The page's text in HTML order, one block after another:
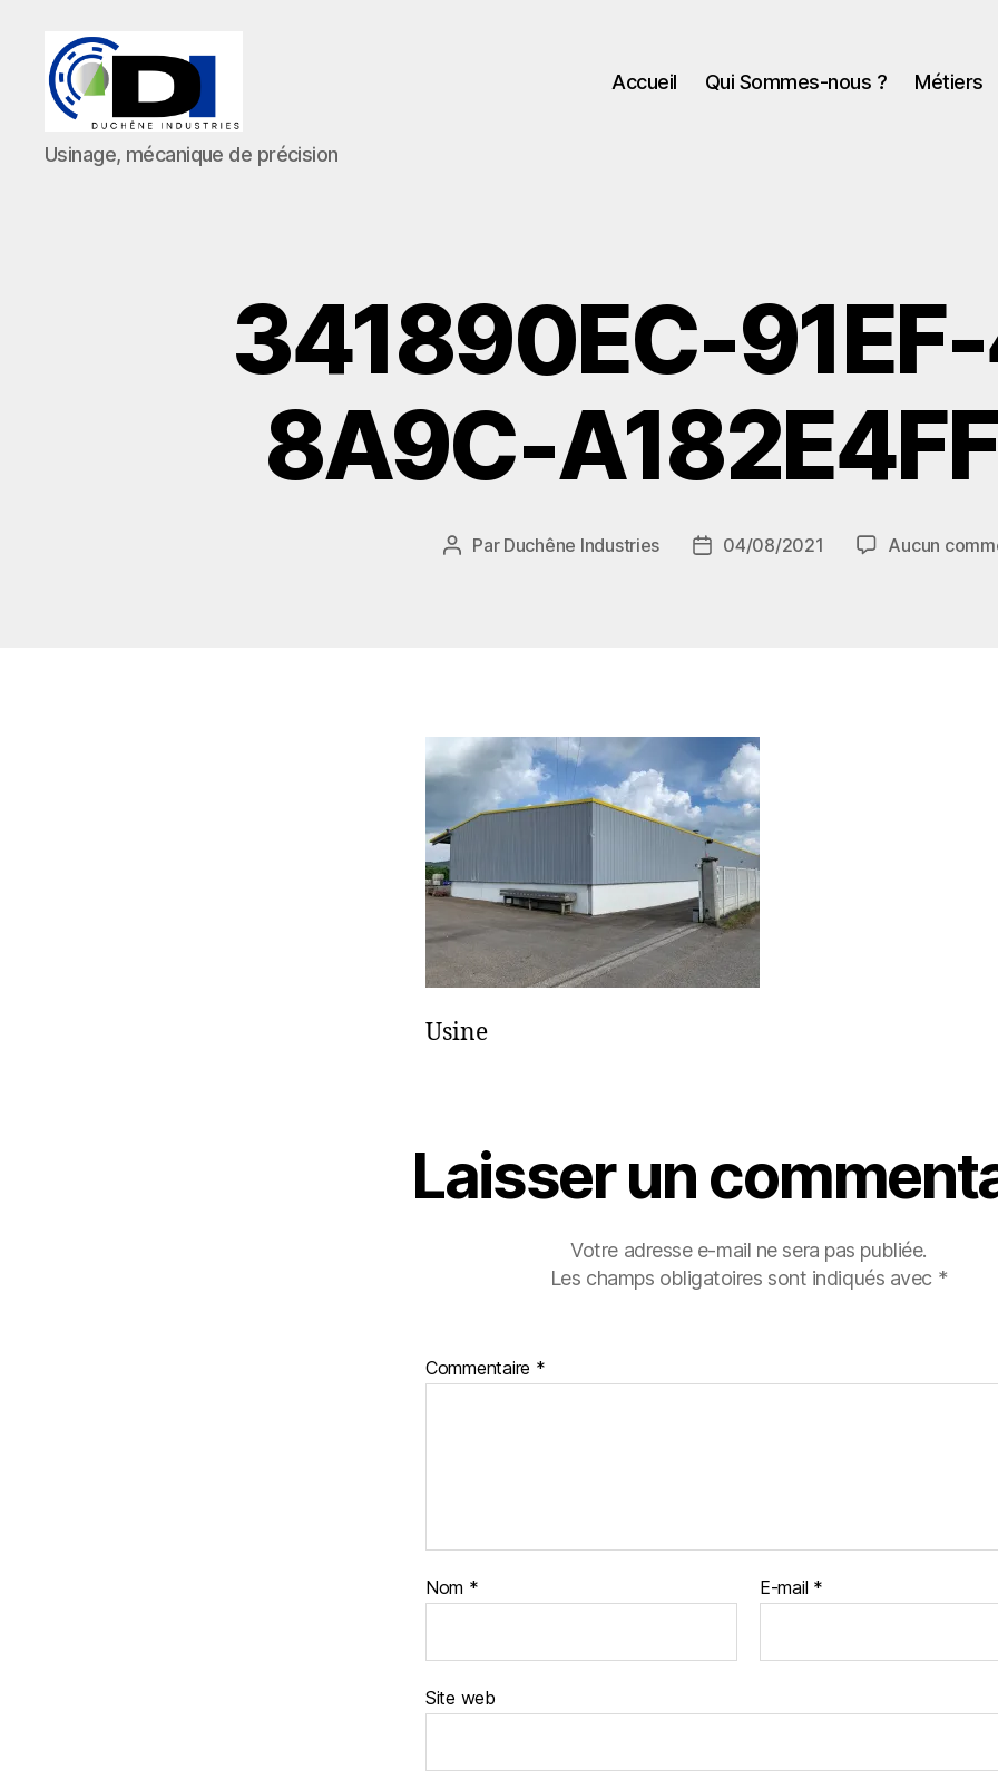
Duchêne
Industries
Usinage, mécanique de précision
Accueil Qui Sommes-nous ? Métiers
341890EC-
8A9C-
Auteur
Par Duchêne Industries
Date04/08/2021 Aucun
Usine
Laisser un
Votre adresse e-mail ne sera pas publiée.
Les champs obligatoires sont indiqués avec *
Commentaire *
Nom * E-mail *
Site web